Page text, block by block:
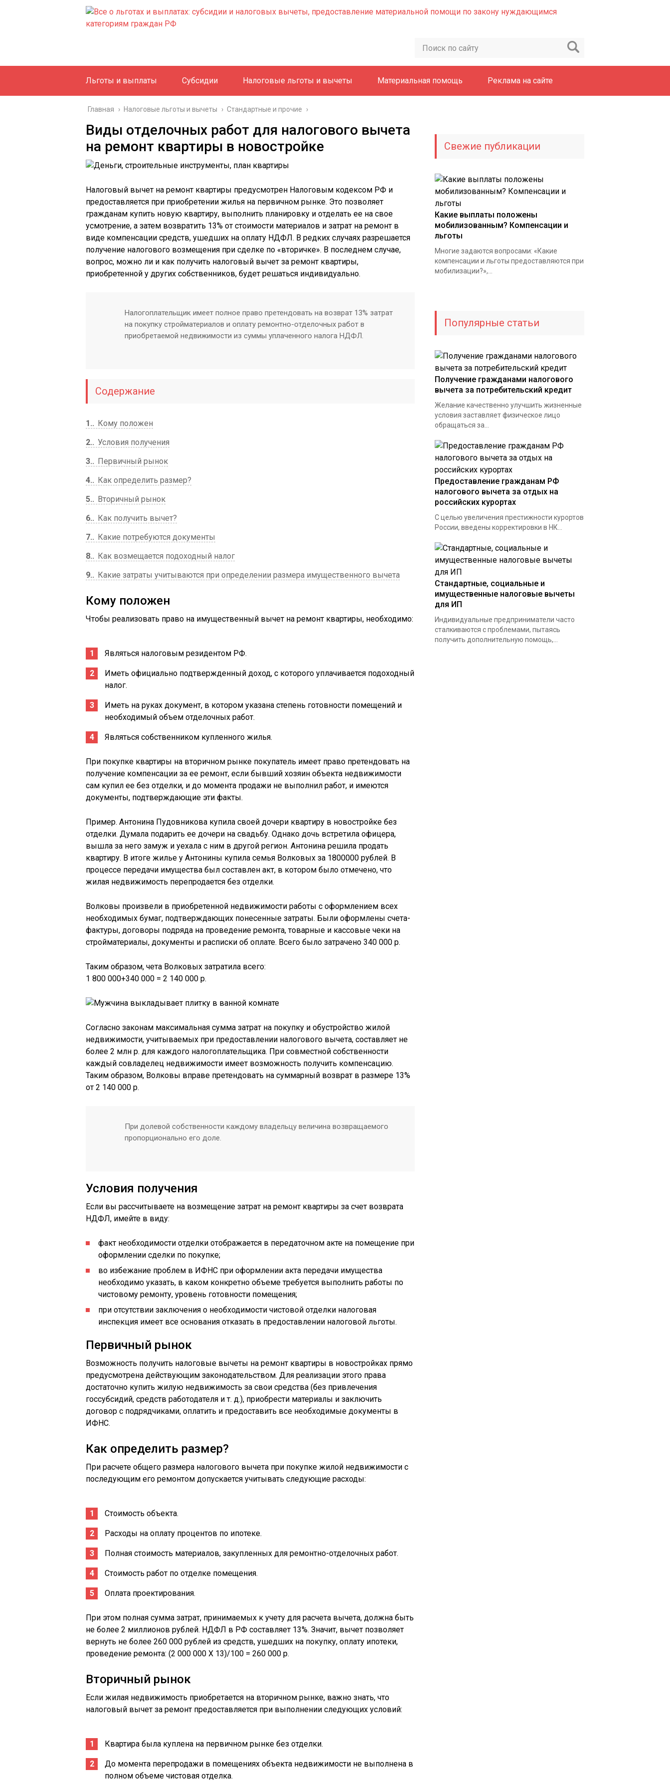
Льготы и выплаты Субсидии Налоговые льготы и вычеты Материальная помощь Реклама на сайте
Главная › Налоговые льготы и вычеты › Стандартные и прочие ›
Виды отделочных работ для налогового вычета
на ремонт квартиры в новостройке
Налоговый вычет на ремонт квартиры предусмотрен Налоговым кодексом РФ и
предоставляется при приобретении жилья на первичном рынке. Это позволяет
гражданам купить новую квартиру, выполнить планировку и отделать ее на свое
усмотрение, а затем возвратить 13% от стоимости материалов и затрат на ремонт в
виде компенсации средств, ушедших на оплату НДФЛ. В редких случаях разрешается
получение налогового возмещения при сделке по «вторичке». В последнем случае,
вопрос, можно ли и как получить налоговый вычет за ремонт квартиры,
приобретенной у других собственников, будет решаться индивидуально.
Налогоплательщик имеет полное право претендовать на возврат 13% затрат
на покупку стройматериалов и оплату ремонтно-отделочных работ в
приобретаемой недвижимости из суммы уплаченного налога НДФЛ.
Содержание
1.
Кому положен
2.
Условия получения
3.
Первичный рынок
4.
Как определить размер?
5.
Вторичный рынок
6.
Как получить вычет?
7.
Какие потребуются документы
8.
Как возмещается подоходный налог
9.
Какие затраты учитываются при определении размера имущественного вычета
Кому положен
Чтобы реализовать право на имущественный вычет на ремонт квартиры, необходимо:
Являться налоговым резидентом РФ.
Иметь официально подтвержденный доход, с которого уплачивается подоходный
налог.
Иметь на руках документ, в котором указана степень готовности помещений и
необходимый объем отделочных работ.
Являться собственником купленного жилья.
При покупке квартиры на вторичном рынке покупатель имеет право претендовать на
получение компенсации за ее ремонт, если бывший хозяин объекта недвижимости
сам купил ее без отделки, и до момента продажи не выполнил работ, и имеются
документы, подтверждающие эти факты.
Пример. Антонина Пудовникова купила своей дочери квартиру в новостройке без
отделки. Думала подарить ее дочери на свадьбу. Однако дочь встретила офицера,
вышла за него замуж и уехала с ним в другой регион. Антонина решила продать
квартиру. В итоге жилье у Антонины купила семья Волковых за 1800000 рублей. В
процессе передачи имущества был составлен акт, в котором было отмечено, что
жилая недвижимость перепродается без отделки.
Волковы произвели в приобретенной недвижимости работы с оформлением всех
необходимых бумаг, подтверждающих понесенные затраты. Были оформлены счета-
фактуры, договоры подряда на проведение ремонта, товарные и кассовые чеки на
стройматериалы, документы и расписки об оплате. Всего было затрачено 340 000 р.
Таким образом, чета Волковых затратила всего:
1 800 000+340 000 = 2 140 000 р.
Согласно законам максимальная сумма затрат на покупку и обустройство жилой
недвижимости, учитываемых при предоставлении налогового вычета, составляет не
более 2 млн р. для каждого налогоплательщика. При совместной собственности
каждый совладелец недвижимости имеет возможность получить компенсацию.
Таким образом, Волковы вправе претендовать на суммарный возврат в размере 13%
от 2 140 000 р.
При долевой собственности каждому владельцу величина возвращаемого
пропорционально его доле.
Условия получения
Если вы рассчитываете на возмещение затрат на ремонт квартиры за счет возврата
НДФЛ, имейте в виду:
факт необходимости отделки отображается в передаточном акте на помещение при
оформлении сделки по покупке;
во избежание проблем в ИФНС при оформлении акта передачи имущества
необходимо указать, в каком конкретно объеме требуется выполнить работы по
чистовому ремонту, уровень готовности помещения;
при отсутствии заключения о необходимости чистовой отделки налоговая
инспекция имеет все основания отказать в предоставлении налоговой льготы.
Первичный рынок
Возможность получить налоговые вычеты на ремонт квартиры в новостройках прямо
предусмотрена действующим законодательством. Для реализации этого права
достаточно купить жилую недвижимость за свои средства (без привлечения
госсубсидий, средств работодателя и т. д.), приобрести материалы и заключить
договор с подрядчиками, оплатить и предоставить все необходимые документы в
ИФНС.
Как определить размер?
При расчете общего размера налогового вычета при покупке жилой недвижимости с
последующим его ремонтом допускается учитывать следующие расходы:
Стоимость объекта.
Расходы на оплату процентов по ипотеке.
Полная стоимость материалов, закупленных для ремонтно-отделочных работ.
Стоимость работ по отделке помещения.
Оплата проектирования.
При этом полная сумма затрат, принимаемых к учету для расчета вычета, должна быть
не более 2 миллионов рублей. НДФЛ в РФ составляет 13%. Значит, вычет позволяет
вернуть не более 260 000 рублей из средств, ушедших на покупку, оплату ипотеки,
проведение ремонта: (2 000 000 Х 13)/100 = 260 000 р.
Вторичный рынок
Если жилая недвижимость приобретается на вторичном рынке, важно знать, что
налоговый вычет за ремонт предоставляется при выполнении следующих условий:
Квартира была куплена на первичном рынке без отделки.
До момента перепродажи в помещениях объекта недвижимости не выполнена в
полном объеме чистовая отделка.
Свежие публикации
Какие выплаты положены
мобилизованным? Компенсации и
льготы
Многие задаются вопросами: «Какие
компенсации и льготы предоставляются при
мобилизации?»,...
Популярные статьи
Получение гражданами налогового
вычета за потребительский кредит
Желание качественно улучшить жизненные
условия заставляет физическое лицо
обращаться за...
Предоставление гражданам РФ
налогового вычета за отдых на
российских курортах
С целью увеличения престижности курортов
России, введены корректировки в НК...
Стандартные, социальные и
имущественные налоговые вычеты
для ИП
Индивидуальные предприниматели часто
сталкиваются с проблемами, пытаясь
получить дополнительную помощь,...